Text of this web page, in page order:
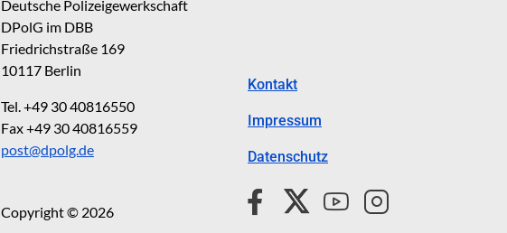
Deutsche Polizeigewerkschaft
DPolG im DBB
Friedrichstraße 169
10117 Berlin
Tel. +49 30 40816550
Fax +49 30 40816559
post@dpolg.de
Kontakt
Impressum
Datenschutz
Copyright © 2026